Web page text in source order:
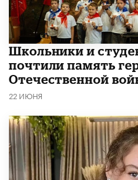
Школьники и
почтили память
Отечественной
22 ИЮНЯ